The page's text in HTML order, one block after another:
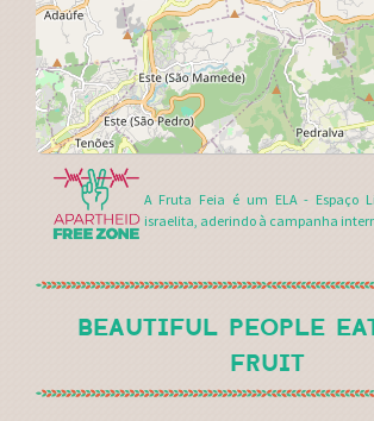
A Fruta Feia é um ELA - Espaço
israelita, aderindo à campanha
BEAUTIFUL PEOPLE
FRUIT